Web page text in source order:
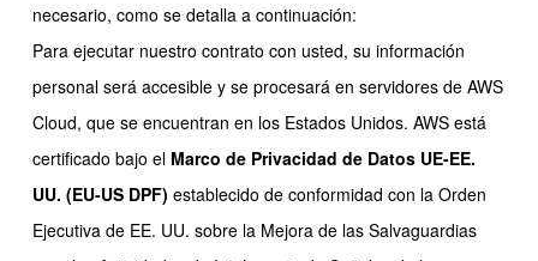
necesario, como se detalla a continuación:
Para ejecutar nuestro contrato con usted, su información
personal será accesible y se procesará en servidores de AWS
Cloud, que se encuentran en los Estados Unidos. AWS está
certificado bajo el Marco de Privacidad de Datos UE-EE.
UU. (EU-US DPF) establecido de conformidad con la Orden
Ejecutiva de EE. UU. sobre la Mejora de las Salvaguardias